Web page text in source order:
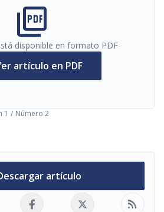
picture_as_pdf
disponible en formato PDF
artículo en PDF
1 / Número 2
artículo
rss_feed